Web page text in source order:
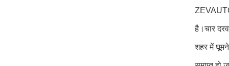
है।चार
शहर में